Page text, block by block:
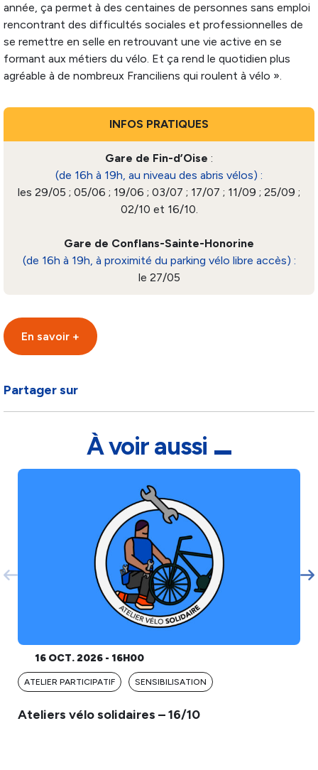
année, ça permet à des centaines de personnes sans emploi
rencontrant des difficultés sociales et professionnelles de
se remettre en selle en retrouvant une vie active en se
formant aux métiers du vélo. Et ça rend le quotidien plus
agréable à de nombreux Franciliens qui roulent à vélo ».
INFOS PRATIQUES
Gare de Fin-d’Oise :
(de 16h à 19h, au niveau des abris vélos) :
les 29/05 ; 05/06 ; 19/06 ; 03/07 ; 17/07 ; 11/09 ; 25/09 ;
02/10 et 16/10.
Gare de Conflans-Sainte-Honorine
(de 16h à 19h, à proximité du parking vélo libre accès) :
le 27/05
En savoir +
Partager sur
À voir aussi
16 OCT. 2026 - 16H00
ATELIER PARTICIPATIF SENSIBILISATION
Ateliers vélo solidaires – 16/10